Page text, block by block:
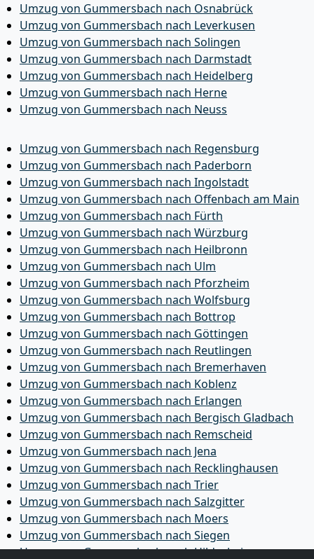
Umzug von Gummersbach nach Osnabrück
Umzug von Gummersbach nach Leverkusen
Umzug von Gummersbach nach Solingen
Umzug von Gummersbach nach Darmstadt
Umzug von Gummersbach nach Heidelberg
Umzug von Gummersbach nach Herne
Umzug von Gummersbach nach Neuss
Umzug von Gummersbach nach Regensburg
Umzug von Gummersbach nach Paderborn
Umzug von Gummersbach nach Ingolstadt
Umzug von Gummersbach nach Offenbach am Main
Umzug von Gummersbach nach Fürth
Umzug von Gummersbach nach Würzburg
Umzug von Gummersbach nach Heilbronn
Umzug von Gummersbach nach Ulm
Umzug von Gummersbach nach Pforzheim
Umzug von Gummersbach nach Wolfsburg
Umzug von Gummersbach nach Bottrop
Umzug von Gummersbach nach Göttingen
Umzug von Gummersbach nach Reutlingen
Umzug von Gummersbach nach Bremer­haven
Umzug von Gummersbach nach Koblenz
Umzug von Gummersbach nach Erlangen
Umzug von Gummersbach nach Bergisch Gladbach
Umzug von Gummersbach nach Remscheid
Umzug von Gummersbach nach Jena
Umzug von Gummersbach nach Recklinghausen
Umzug von Gummersbach nach Trier
Umzug von Gummersbach nach Salzgitter
Umzug von Gummersbach nach Moers
Umzug von Gummersbach nach Siegen
Umzug von Gummersbach nach Hildesheim